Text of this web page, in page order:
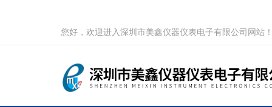
您好，欢迎进入深圳市美鑫仪器仪表电子有限公司网站